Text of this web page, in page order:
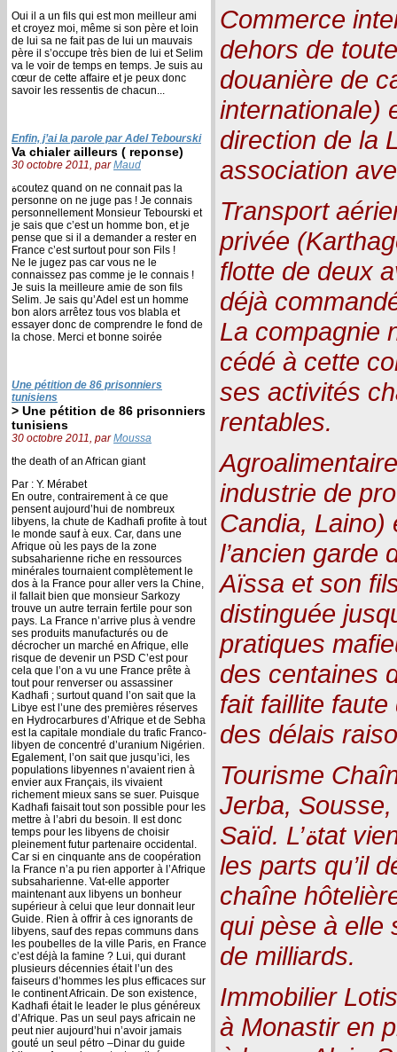
Oui il a un fils qui est mon meilleur ami
et croyez moi, même si son père et loin
de lui sa ne fait pas de lui un mauvais
père il s’occupe très bien de lui et Selim
va le voir de temps en temps. Je suis au
cœur de cette affaire et je peux donc
savoir les ressentis de chacun...
Enfin, j’ai la parole par Adel Tebourski
Va chialer ailleurs ( reponse)
30 octobre 2011, parMaud
ةcoutez quand on ne connait pas la
personne on ne juge pas ! Je connais
personnellement Monsieur Tebourski et
je sais que c’est un homme bon, et je
pense que si il a demander a rester en
France c’est surtout pour son Fils !
Ne le jugez pas car vous ne le
connaissez pas comme je le connais !
Je suis la meilleure amie de son fils
Selim. Je sais qu’Adel est un homme
bon alors arrêtez tous vos blabla et
essayer donc de comprendre le fond de
la chose. Merci et bonne soirée
Une pétition de 86 prisonniers
tunisiens
> Une pétition de 86 prisonniers
tunisiens
30 octobre 2011, parMoussa
the death of an African giant
Par : Y. Mérabet
En outre, contrairement à ce que
pensent aujourd’hui de nombreux
libyens, la chute de Kadhafi profite à tout
le monde sauf à eux. Car, dans une
Afrique où les pays de la zone
subsaharienne riche en ressources
minérales tournaient complètement le
dos à la France pour aller vers la Chine,
il fallait bien que monsieur Sarkozy
trouve un autre terrain fertile pour son
pays. La France n’arrive plus à vendre
ses produits manufacturés ou de
décrocher un marché en Afrique, elle
risque de devenir un PSD C’est pour
cela que l’on a vu une France prête à
tout pour renverser ou assassiner
Kadhafi ; surtout quand l’on sait que la
Libye est l’une des premières réserves
en Hydrocarbures d’Afrique et de Sebha
est la capitale mondiale du trafic Franco-
libyen de concentré d’uranium Nigérien.
Egalement, l’on sait que jusqu’ici, les
populations libyennes n’avaient rien à
envier aux Français, ils vivaient
richement mieux sans se suer. Puisque
Kadhafi faisait tout son possible pour les
mettre à l’abri du besoin. Il est donc
temps pour les libyens de choisir
pleinement futur partenaire occidental.
Car si en cinquante ans de coopération
la France n’a pu rien apporter à l’Afrique
subsaharienne. Vat-elle apporter
maintenant aux libyens un bonheur
supérieur à celui que leur donnait leur
Guide. Rien à offrir à ces ignorants de
libyens, sauf des repas communs dans
les poubelles de la ville Paris, en France
c’est déjà la famine ? Lui, qui durant
plusieurs décennies était l’un des
faiseurs d’hommes les plus efficaces sur
le continent Africain. De son existence,
Kadhafi était le leader le plus généreux
d’Afrique. Pas un seul pays africain ne
peut nier aujourd’hui n’avoir jamais
gouté un seul pétro –Dinar du guide
Commerce
dehors de
douanière de
internationale)
direction de la
association
Transport
privée
flotte de deux
déjà
La compagnie
cédé à cette
ses activités
rentables.
industrie de
Candia, Laino)
l’ancien garde
Aïssa et son
distinguée
pratiques
des centaines
fait faillite faute
des délais
Tourisme
Jerba,
Saïd. L’ةtat vient de leur céder en outre
les parts qu’il
chaîne
qui pèse à elle
de milliards.
Immobilier
à Monastir en